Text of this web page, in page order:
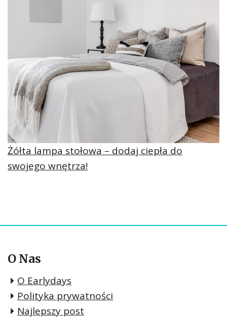
Żółta lampa stołowa – dodaj ciepła do
swojego wnętrza!
O Nas
O Earlydays
Polityka prywatności
Najlepszy post